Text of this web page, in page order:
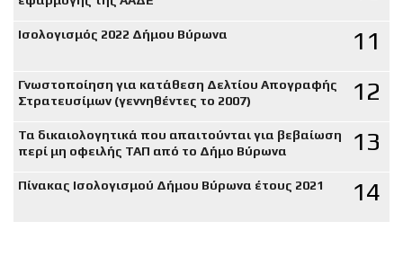
Ισολογισμός 2022 Δήμου Βύρωνα 11
Γνωστοποίηση για κατάθεση Δελτίου Απογραφής
Στρατευσίμων (γεννηθέντες το 2007)
12
Τα δικαιολογητικά που απαιτούνται για βεβαίωση
περί μη οφειλής ΤΑΠ από το Δήμο Βύρωνα
13
Πίνακας Ισολογισμού Δήμου Βύρωνα έτους 2021 14